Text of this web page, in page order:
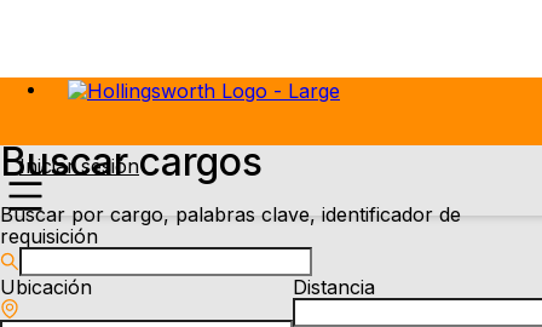
Iniciar sesión
Buscar cargos
Buscar por cargo, palabras clave, identificador de
requisición
Ubicación Distancia